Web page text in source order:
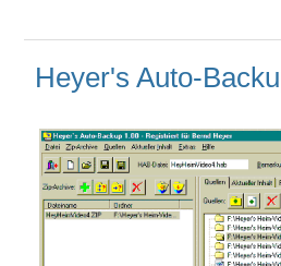
Heyer's Auto-